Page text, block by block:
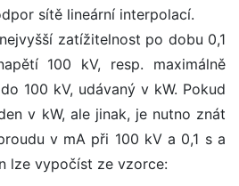
sítě lineární interpolací.
zatížitelnost po dobu 0,1
100 kV, resp. maximálně
100 kV, udávaný v kW. Pokud
v kW, ale jinak, je nutno znát
v mA při 100 kV a 0,1 s a
lze vypočíst ze vzorce: